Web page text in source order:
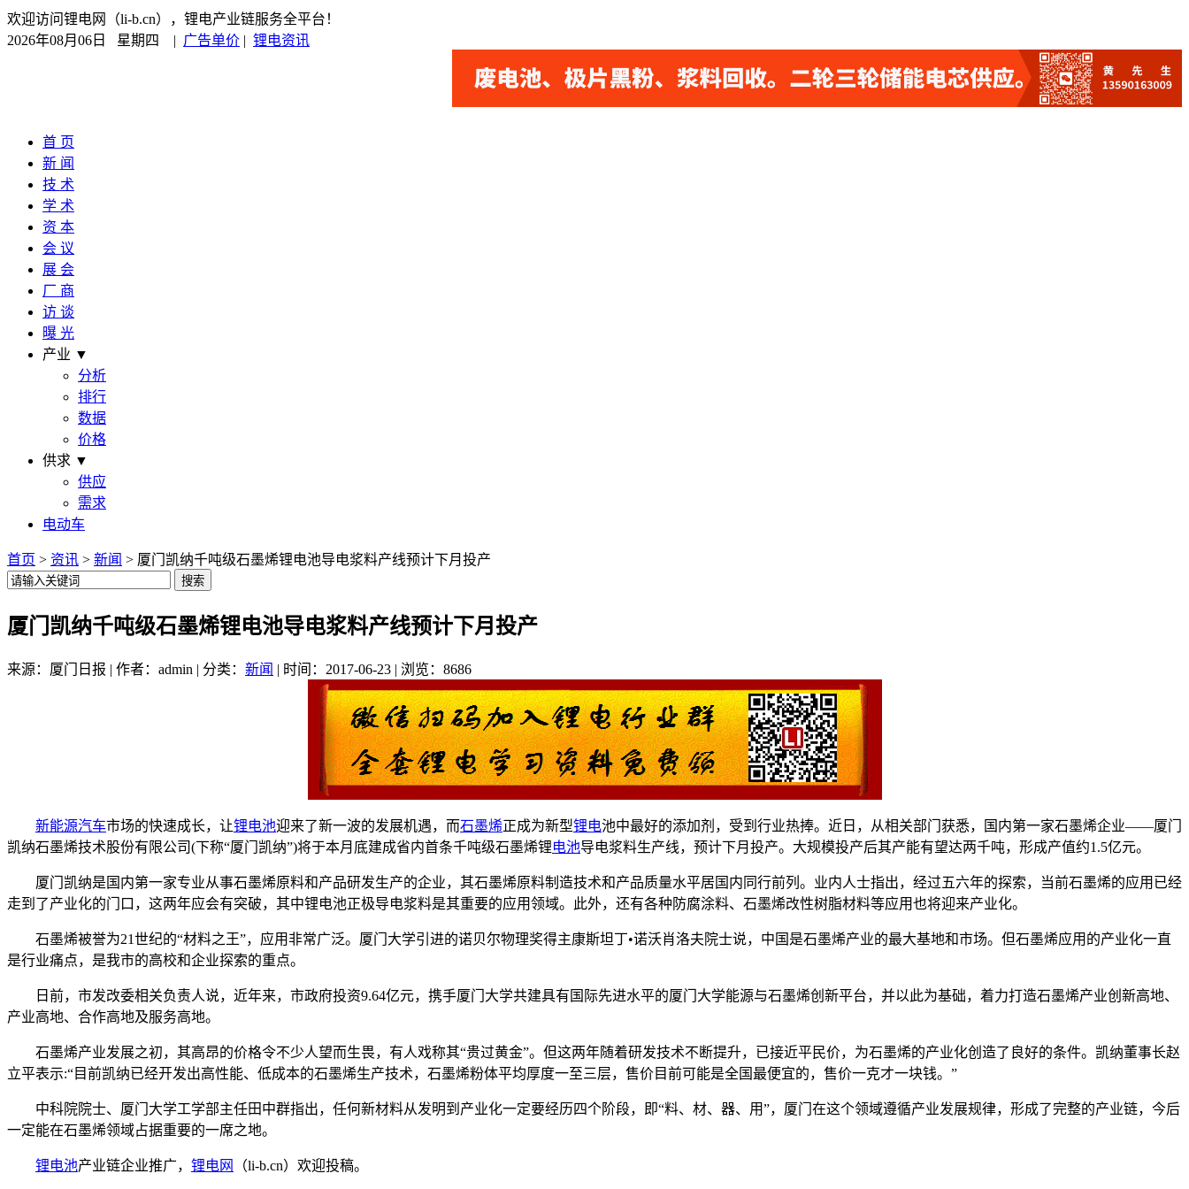
欢迎访问锂电网（li-b.cn），锂电产业链服务全平台！
2026年08月06日 星期四
| 广告单价 | 锂电资讯
首 页
新 闻
技 术
学 术
资 本
会 议
展 会
厂 商
访 谈
曝 光
产业 ▼
分析
排行
数据
价格
供求 ▼
供应
需求
电动车
首页 > 资讯 > 新闻 > 厦门凯纳千吨级石墨烯锂电池导电浆料产线预计下月投产
厦门凯纳千吨级石墨烯锂电池导电浆料产线预计下月投产
来源：厦门日报 | 作者：admin | 分类： 新闻 | 时间：2017-06-23 | 浏览：8686
新能源汽车市场的快速成长，让锂电池迎来了新一波的发展机遇，而石墨烯正成为新型锂电池中最好的添加剂，受到行业热捧。近日，从相关部门获悉，国内第一家石墨烯企业——厦门
凯纳石墨烯技术股份有限公司(下称“厦门凯纳”)将于本月底建成省内首条千吨级石墨烯锂电池导电浆料生产线，预计下月投产。大规模投产后其产能有望达两千吨，形成产值约1.5亿元。
厦门凯纳是国内第一家专业从事石墨烯原料和产品研发生产的企业，其石墨烯原料制造技术和产品质量水平居国内同行前列。业内人士指出，经过五六年的探索，当前石墨烯的应用已经
走到了产业化的门口，这两年应会有突破，其中锂电池正极导电浆料是其重要的应用领域。此外，还有各种防腐涂料、石墨烯改性树脂材料等应用也将迎来产业化。
石墨烯被誉为21世纪的“材料之王”，应用非常广泛。厦门大学引进的诺贝尔物理奖得主康斯坦丁•诺沃肖洛夫院士说，中国是石墨烯产业的最大基地和市场。但石墨烯应用的产业化一直
是行业痛点，是我市的高校和企业探索的重点。
日前，市发改委相关负责人说，近年来，市政府投资9.64亿元，携手厦门大学共建具有国际先进水平的厦门大学能源与石墨烯创新平台，并以此为基础，着力打造石墨烯产业创新高地、
产业高地、合作高地及服务高地。
石墨烯产业发展之初，其高昂的价格令不少人望而生畏，有人戏称其“贵过黄金”。但这两年随着研发技术不断提升，已接近平民价，为石墨烯的产业化创造了良好的条件。凯纳董事长赵
立平表示:“目前凯纳已经开发出高性能、低成本的石墨烯生产技术，石墨烯粉体平均厚度一至三层，售价目前可能是全国最便宜的，售价一克才一块钱。”
中科院院士、厦门大学工学部主任田中群指出，任何新材料从发明到产业化一定要经历四个阶段，即“料、材、器、用”，厦门在这个领域遵循产业发展规律，形成了完整的产业链，今后
一定能在石墨烯领域占据重要的一席之地。
锂电池产业链企业推广， 锂电网 （li-b.cn）欢迎投稿。